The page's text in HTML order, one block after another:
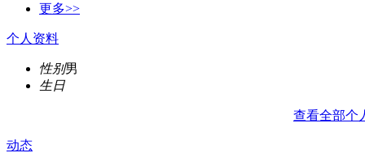
更多>>
个人资料
性别男
生日
查看全部个
动态